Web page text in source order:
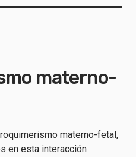
materno-
materno-fetal,
en esta interacción